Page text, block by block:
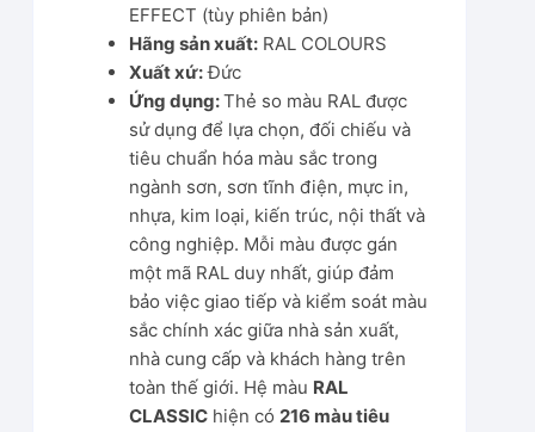
EFFECT (tùy phiên bản)
Hãng sản xuất: RAL COLOURS
Xuất xứ:Đức
Ứng dụng:Thẻ so màu RAL được
sử dụng để lựa chọn, đối chiếu và
tiêu chuẩn hóa màu sắc trong
ngành sơn, sơn tĩnh điện, mực in,
nhựa, kim loại, kiến trúc, nội thất và
công nghiệp. Mỗi màu được gán
một mã RAL duy nhất, giúp đảm
bảo việc giao tiếp và kiểm soát màu
sắc chính xác giữa nhà sản xuất,
nhà cung cấp và khách hàng trên
toàn thế giới. Hệ màu RAL
CLASSIC hiện có 216 màu tiêu